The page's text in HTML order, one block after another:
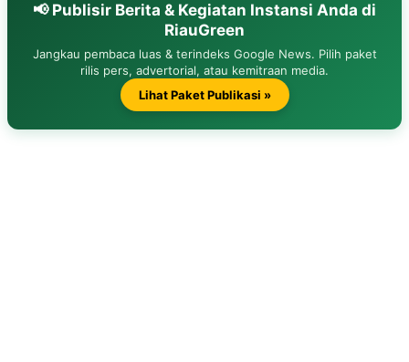
📢 Publisir Berita & Kegiatan Instansi Anda di
RiauGreen
Jangkau pembaca luas & terindeks Google News. Pilih paket
rilis pers, advertorial, atau kemitraan media.
Lihat Paket Publikasi »